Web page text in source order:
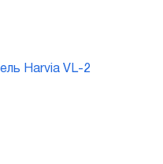
Harvia VL-2